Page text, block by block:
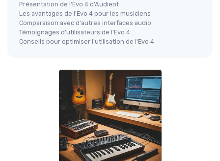
Présentation de l'Evo 4 d'Audient
Les avantages de l'Evo 4 pour les musiciens
Comparaison avec d'autres interfaces audio
Témoignages d'utilisateurs de l'Evo 4
Conseils pour optimiser l'utilisation de l'Evo 4